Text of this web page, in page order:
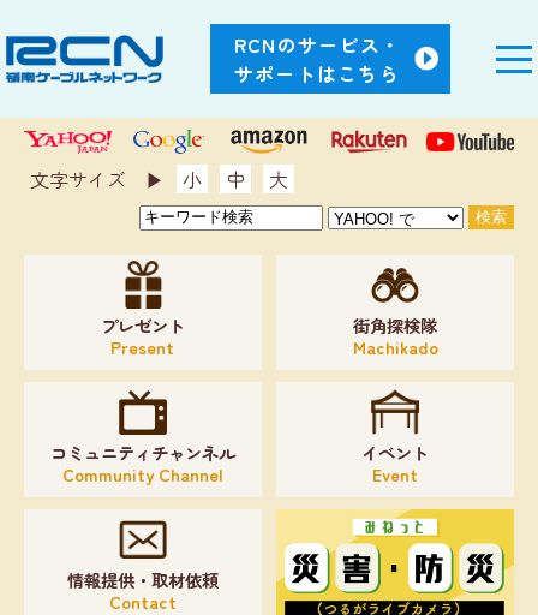
RCNのサービス・
サポートはこちら
文字サイズ ▶︎ 小 中 大
プレゼント
Present
街角探検隊
Machikado
コミュニティチャンネル
Community Channel
イベント
Event
情報提供・取材依頼
Contact